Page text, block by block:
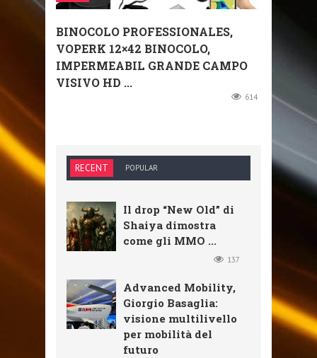
BINOCOLO PROFESSIONALES,
VOPERK 12×42 BINOCOLO,
IMPERMEABIL GRANDE CAMPO
VISIVO HD ...
614
RECENT POPULAR
Il drop “New Old” di
Shaiya dimostra
come gli MMO ...
137
Advanced Mobility,
Giorgio Basaglia:
visione multilivello
per mobilità del
futuro